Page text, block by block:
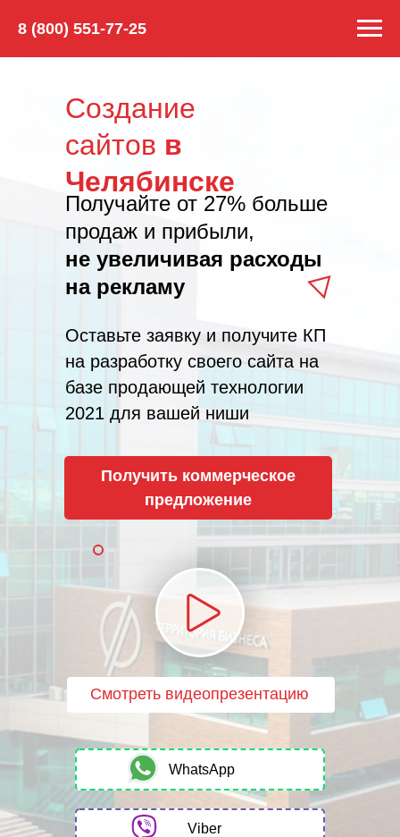
8 (800) 551-77-25
Смотреть видеопрезентацию
Создание
сайтов в
Челябинске
Получайте от 27% больше
продаж и прибыли,
не увеличивая расходы
на рекламу
Оставьте заявку и получите КП
на разработку своего сайта на
базе продающей технологии
2021 для вашей ниши
Получить коммерческое
предложение
WhatsApp
Viber